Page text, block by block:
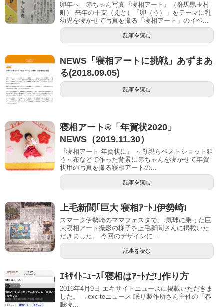
卯年へ 赤ちゃん写真『寝相アート』（群馬県玉村
町） 来年の干支（えと）「卯（う）」をテーマに乳
幼児を寝かせて写真を撮る「寝相アート」のイベ...
記事を読む
NEWS「寝相アートに挑戦」あずまあ
る(2018.09.05)
記事を読む
寝相アート®︎「年賀状2020」
NEWS（2019.11.30）
『寝相アート 年賀状に』 ～母親らベストショット狙
う～布などで作った背景に赤ちゃんを寝かせて年賀
状用の写真を撮る寝相アートの...
記事を読む
上毛新聞｢巨大 寝相ｱｰﾄ｣伊勢崎!
スマーク伊勢崎のママフェスタで、 気球に乗った巨
大寝相アート撮影の様子を上毛新聞さんに掲載いた
だきました。 今回のデザインに...
記事を読む
ｴｷｻｲﾄﾆｭｰｽ｢寝相はｱｰﾄだ!｣作り方
2016年4月9日 エキサイトニュースに掲載いただきま
した。 →exciteニュース 眠り製作所さん主催の「春
眠寝...